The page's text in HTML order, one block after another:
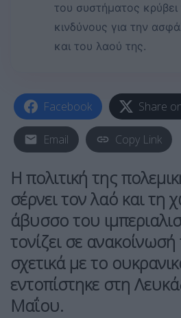
του συστήματος κρύβει
κινδύνους για την
και του λαού της.
Facebook Share
Email Copy Link
Η πολιτική της
σέρνει τον λαό και τη
άβυσσο του
τονίζει σε
σχετικά με το
εντοπίστηκε στη
Μαΐου.